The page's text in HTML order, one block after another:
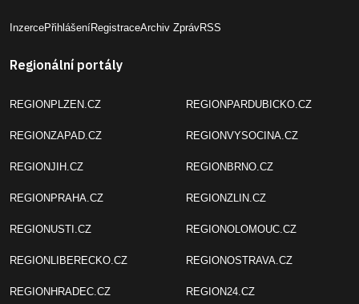
InzercePřihlášeníRegistraceArchiv ZprávRSS
Regionální portály
REGIONPLZEN.CZ
REGIONZAPAD.CZ
REGIONJIH.CZ
REGIONPRAHA.CZ
REGIONUSTI.CZ
REGIONLIBERECKO.CZ
REGIONHRADEC.CZ
REGIONPARDUBICKO.CZ
REGIONVYSOCINA.CZ
REGIONBRNO.CZ
REGIONZLIN.CZ
REGIONOLOMOUC.CZ
REGIONOSTRAVA.CZ
REGION24.CZ